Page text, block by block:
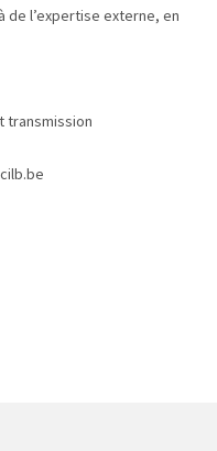
de l’expertise externe, en
transmission